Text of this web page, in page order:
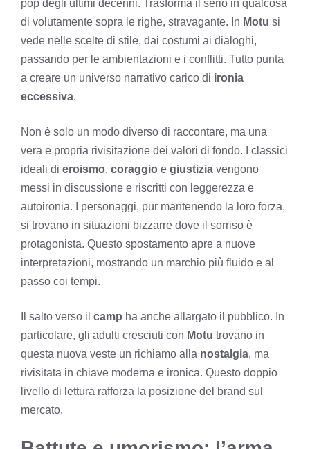
pop degli ultimi decenni. Trasforma il serio in qualcosa
di volutamente sopra le righe, stravagante. In Motu si
vede nelle scelte di stile, dai costumi ai dialoghi,
passando per le ambientazioni e i conflitti. Tutto punta
a creare un universo narrativo carico di ironia
eccessiva.
Non è solo un modo diverso di raccontare, ma una
vera e propria rivisitazione dei valori di fondo. I classici
ideali di eroismo, coraggio e giustizia vengono
messi in discussione e riscritti con leggerezza e
autoironia. I personaggi, pur mantenendo la loro forza,
si trovano in situazioni bizzarre dove il sorriso è
protagonista. Questo spostamento apre a nuove
interpretazioni, mostrando un marchio più fluido e al
passo coi tempi.
Il salto verso il camp ha anche allargato il pubblico. In
particolare, gli adulti cresciuti con Motu trovano in
questa nuova veste un richiamo alla nostalgia, ma
rivisitata in chiave moderna e ironica. Questo doppio
livello di lettura rafforza la posizione del brand sul
mercato.